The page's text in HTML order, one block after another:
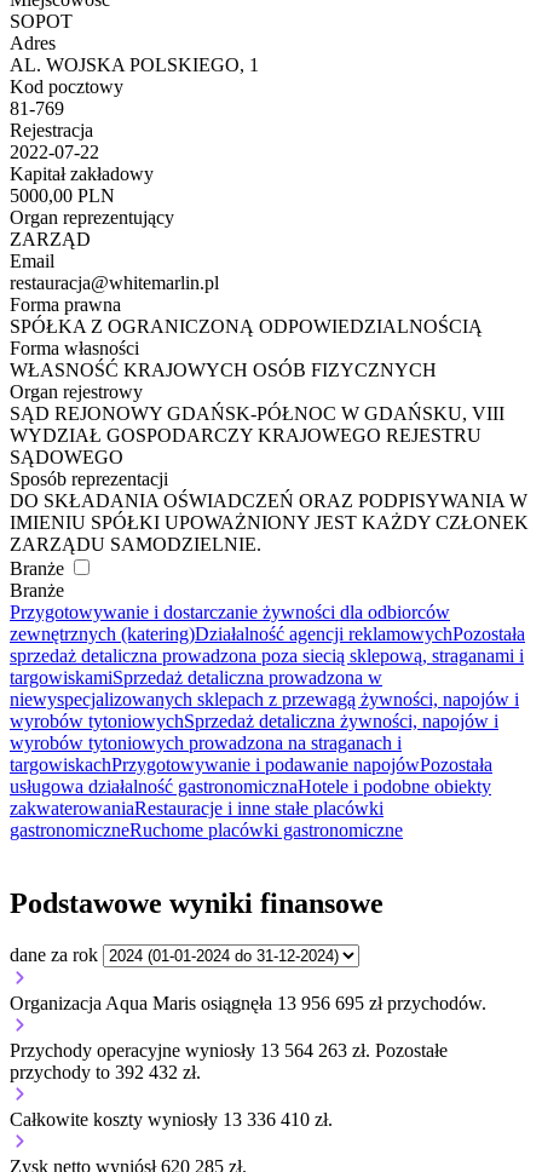
SOPOT
Adres
AL. WOJSKA POLSKIEGO, 1
Kod pocztowy
81-769
Rejestracja
2022-07-22
Kapitał zakładowy
5000,00 PLN
Organ reprezentujący
ZARZĄD
Email
restauracja@whitemarlin.pl
Forma prawna
SPÓŁKA Z OGRANICZONĄ ODPOWIEDZIALNOŚCIĄ
Forma własności
WŁASNOŚĆ KRAJOWYCH OSÓB FIZYCZNYCH
Organ rejestrowy
SĄD REJONOWY GDAŃSK-PÓŁNOC W GDAŃSKU, VIII
WYDZIAŁ GOSPODARCZY KRAJOWEGO REJESTRU
SĄDOWEGO
Sposób reprezentacji
DO SKŁADANIA OŚWIADCZEŃ ORAZ PODPISYWANIA W
IMIENIU SPÓŁKI UPOWAŻNIONY JEST KAŻDY CZŁONEK
ZARZĄDU SAMODZIELNIE.
Branże
Branże
Przygotowywanie i dostarczanie żywności dla odbiorców
zewnętrznych (katering)Działalność agencji reklamowychPozostała
sprzedaż detaliczna prowadzona poza siecią sklepową, straganami i
targowiskamiSprzedaż detaliczna prowadzona w
niewyspecjalizowanych sklepach z przewagą żywności, napojów i
wyrobów tytoniowychSprzedaż detaliczna żywności, napojów i
wyrobów tytoniowych prowadzona na straganach i
targowiskachPrzygotowywanie i podawanie napojówPozostała
usługowa działalność gastronomicznaHotele i podobne obiekty
zakwaterowaniaRestauracje i inne stałe placówki
gastronomiczneRuchome placówki gastronomiczne
Podstawowe wyniki finansowe
dane za rok
Organizacja Aqua Maris osiągnęła 13 956 695 zł przychodów.
Przychody operacyjne wyniosły 13 564 263 zł. Pozostałe
przychody to 392 432 zł.
Całkowite koszty wyniosły 13 336 410 zł.
Zysk netto wyniósł 620 285 zł.